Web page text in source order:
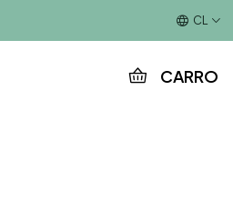
CARRO
CL